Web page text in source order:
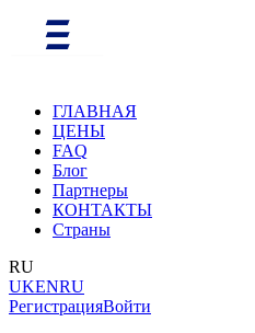
ГЛАВНАЯ
ЦЕНЫ
FAQ
Блог
Партнеры
КОНТАКТЫ
Страны
RU
UKENRU
РегистрацияВойти